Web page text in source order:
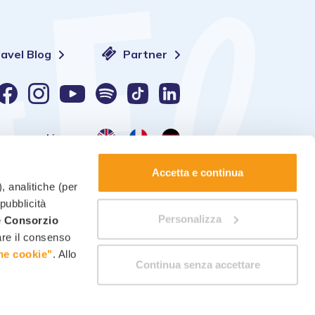
analitiche (per
Consorzio
il consenso
cookie". Allo
Accetta e continua
Personalizza
Continua senza accettare
Blog Partner
Lingua:
dei cookie Modifica consensi